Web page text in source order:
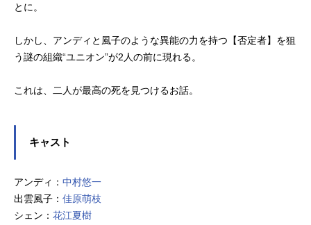
とに。
しかし、アンディと風子のような異能の力を持つ【否定者】を狙
う謎の組織“ユニオン”が2人の前に現れる。
これは、二人が最高の死を見つけるお話。
キャスト
アンディ： 中村悠一
出雲風子： 佳原萌枝
シェン： 花江夏樹